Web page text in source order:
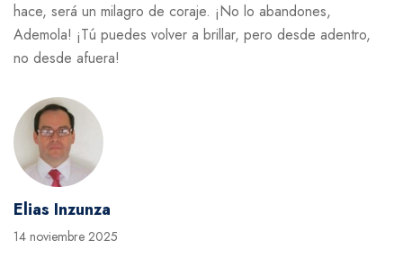
hace, será un milagro de coraje. ¡No lo abandones,
Ademola! ¡Tú puedes volver a brillar, pero desde adentro,
no desde afuera!
Elias Inzunza
14 noviembre 2025